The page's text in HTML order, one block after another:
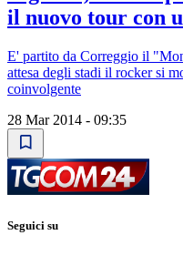
il nuovo tour con
E' partito da Correggio il
attesa degli stadi il rocker si
coinvolgente
28 Mar 2014 - 09:35
Seguici su